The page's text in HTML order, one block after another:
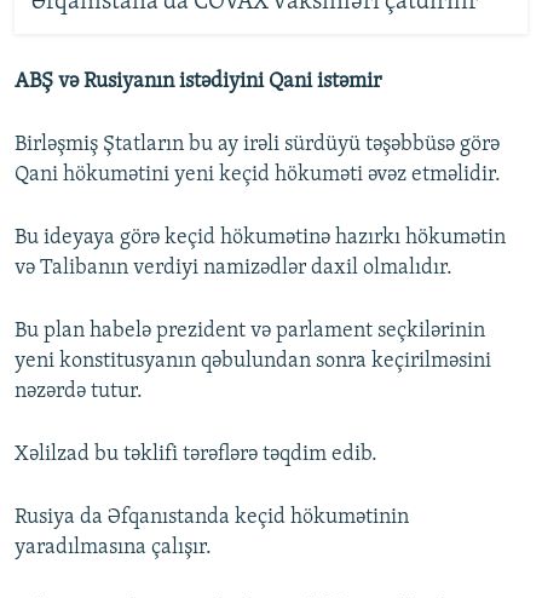
ABŞ və Rusiyanın istədiyini Qani istəmir
Birləşmiş Ştatların bu ay irəli sürdüyü təşəbbüsə görə
Qani hökumətini yeni keçid hökuməti əvəz etməlidir.
Bu ideyaya görə keçid hökumətinə hazırkı hökumətin
və Talibanın verdiyi namizədlər daxil olmalıdır.
Bu plan habelə prezident və parlament seçkilərinin
yeni konstitusyanın qəbulundan sonra keçirilməsini
nəzərdə tutur.
Xəlilzad bu təklifi tərəflərə təqdim edib.
Rusiya da Əfqanıstanda keçid hökumətinin
yaradılmasına çalışır.